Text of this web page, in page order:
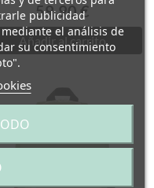
59,90 €
Añadir al carrito
publicidad
el análisis de
su consentimiento